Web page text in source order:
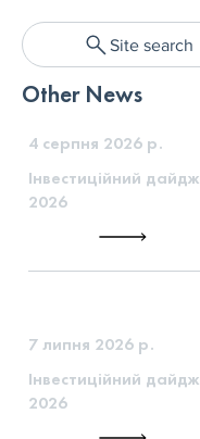
Site search
Other News
4 серпня 2026 р.
Інвестиційний
2026
7 липня 2026 р.
Інвестиційний
2026